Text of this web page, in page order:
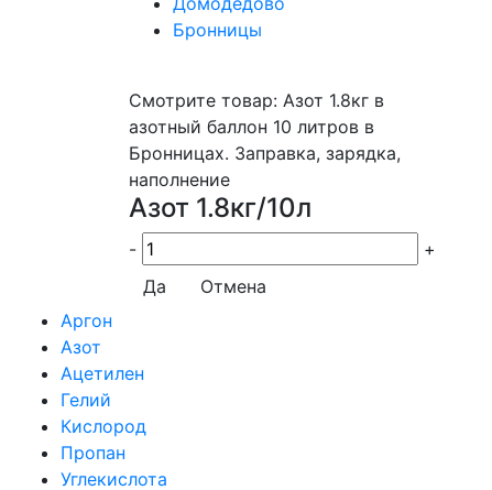
Бронницы
Смотрите товар: Азот 1.8кг в
азотный баллон 10 литров в
Бронницах. Заправка, зарядка,
наполнение
Азот 1.8кг/10л
-
+
Да
Отмена
Аргон
Азот
Ацетилен
Гелий
Кислород
Пропан
Углекислота